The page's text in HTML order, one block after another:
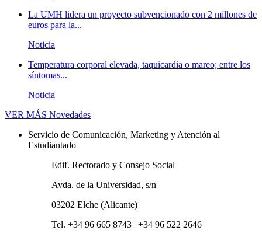
La UMH lidera un proyecto subvencionado con 2 millones de
euros para la...
Noticia
Temperatura corporal elevada, taquicardia o mareo; entre los
síntomas...
Noticia
VER MÁS Novedades
Servicio de Comunicación, Marketing y Atención al
Estudiantado
Edif. Rectorado y Consejo Social
Avda. de la Universidad, s/n
03202 Elche (Alicante)
Tel. +34 96 665 8743 | +34 96 522 2646